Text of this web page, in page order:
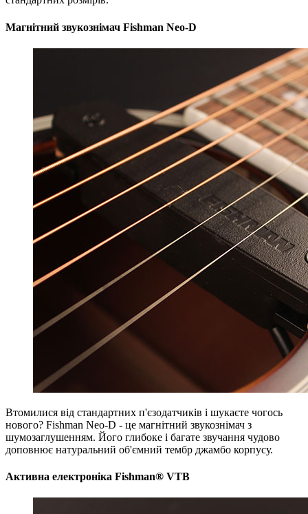
Магнітний звукознімач Fishman Neo-D
Втомилися від стандартних п'єзодатчиків і шукаєте чогось
нового? Fishman Neo-D - це магнітний звукознімач з
шумозаглушенням. Його глибоке і багате звучання чудово
доповнює натуральний об'ємний тембр джамбо корпусу.
Активна електроніка Fishman® VTB